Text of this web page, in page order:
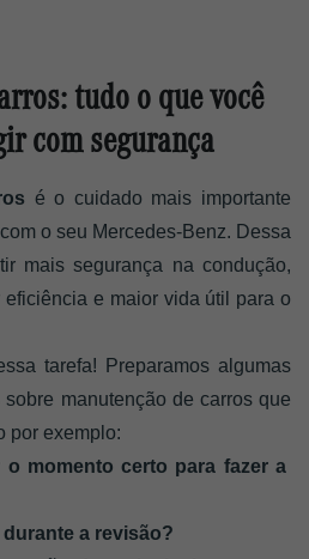
tudo o que você
com segurança
é o cuidado mais importante
o seu Mercedes-Benz. Dessa
mais segurança na condução,
e maior vida útil para o
tarefa! Preparamos algumas
manutenção de carros que
por exemplo:
o momento certo para fazer a
a revisão?